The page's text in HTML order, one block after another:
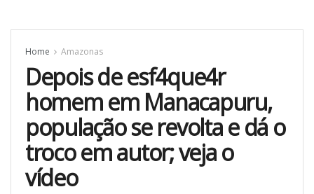
Home Amazonas
Depois de esf4que4r
homem em Manacapuru,
população se revolta e dá o
troco em autor; veja o
vídeo